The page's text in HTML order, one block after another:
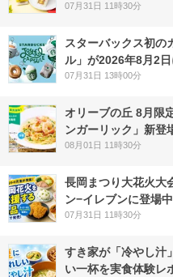
07月31日 11時30分
スターバックス初の
ル」が2026年8月2
07月31日 13時00分
オリーブの丘 8月限
ンガーリック」新登
08月01日 11時30分
長岡まつり大花火大
ン−イレブンに登場中
07月31日 11時30分
すき家が「冷やし汁
い一杯を実食体験レ